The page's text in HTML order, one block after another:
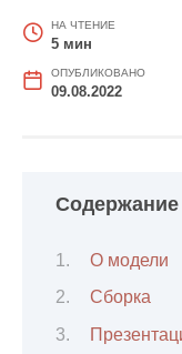
НА ЧТЕНИЕ
5 мин
ОПУБЛИКОВАНО
09.08.2022
Содержание
О модели
Сборка